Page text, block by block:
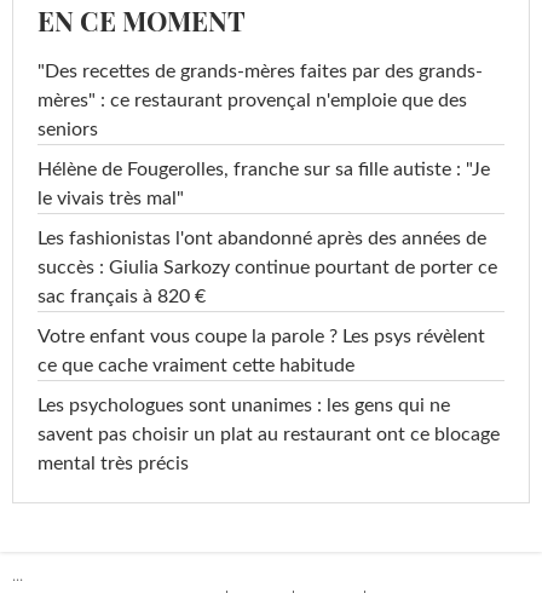
EN CE MOMENT
"Des recettes de grands-mères faites par des grands-
mères" : ce restaurant provençal n'emploie que des
seniors
Hélène de Fougerolles, franche sur sa fille autiste : "Je
le vivais très mal"
Les fashionistas l'ont abandonné après des années de
succès : Giulia Sarkozy continue pourtant de porter ce
sac français à 820 €
Votre enfant vous coupe la parole ? Les psys révèlent
ce que cache vraiment cette habitude
Les psychologues sont unanimes : les gens qui ne
savent pas choisir un plat au restaurant ont ce blocage
mental très précis
...